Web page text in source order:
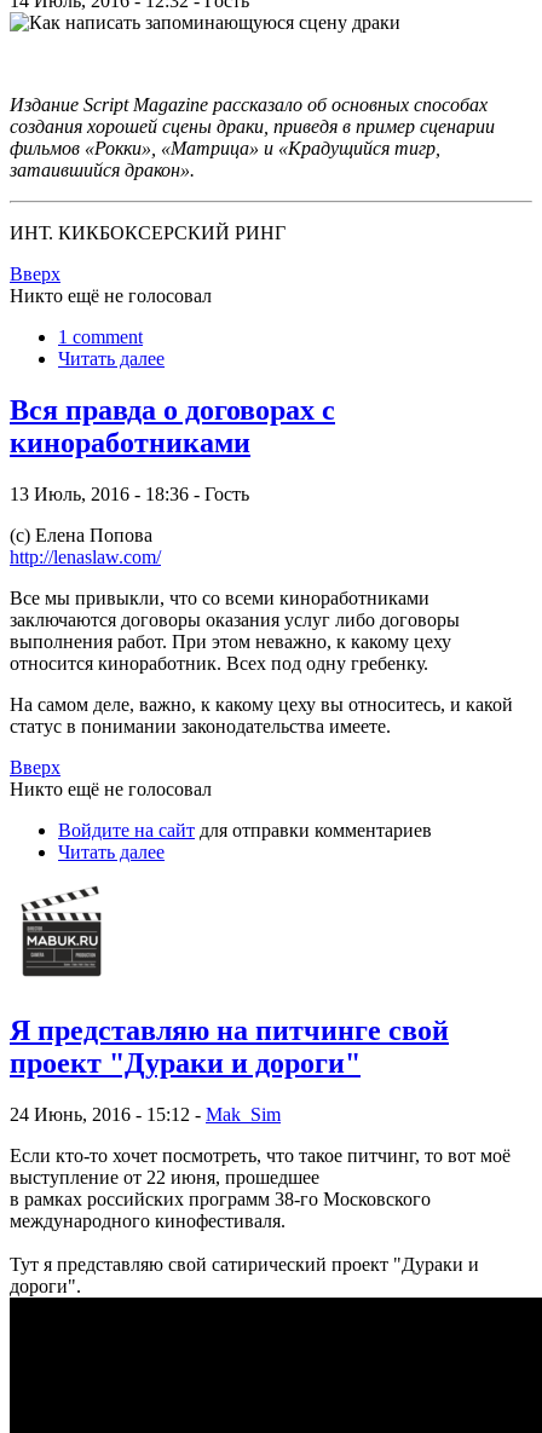
Издание Script Magazine рассказало об основных способах
создания хорошей сцены драки, приведя в пример сценарии
фильмов «Рокки», «Матрица» и «Крадущийся тигр,
затаившийся дракон».
ИНТ. КИКБОКСЕРСКИЙ РИНГ
Вверх
Никто ещё не голосовал
1 comment
Читать далее
Вся правда о договорах с
киноработниками
13 Июль, 2016 - 18:36 - Гость
(c) Елена Попова
http://lenaslaw.com/
Все мы привыкли, что со всеми киноработниками
заключаются договоры оказания услуг либо договоры
выполнения работ. При этом неважно, к какому цеху
относится киноработник. Всех под одну гребенку.
На самом деле, важно, к какому цеху вы относитесь, и какой
статус в понимании законодательства имеете.
Вверх
Никто ещё не голосовал
Войдите на сайт для отправки комментариев
Читать далее
Я представляю на питчинге свой
проект "Дураки и дороги"
24 Июнь, 2016 - 15:12 - Mak_Sim
Если кто-то хочет посмотреть, что такое питчинг, то вот моё
выступление от 22 июня, прошедшее
в рамках российских программ 38-го Московского
международного кинофестиваля.
Тут я представляю свой сатирический проект "Дураки и
дороги".